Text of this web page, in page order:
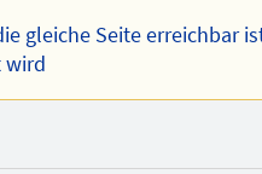
gleiche Seite erreichbar
wird